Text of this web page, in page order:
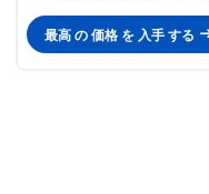
最高 の 価格 を 入手 する